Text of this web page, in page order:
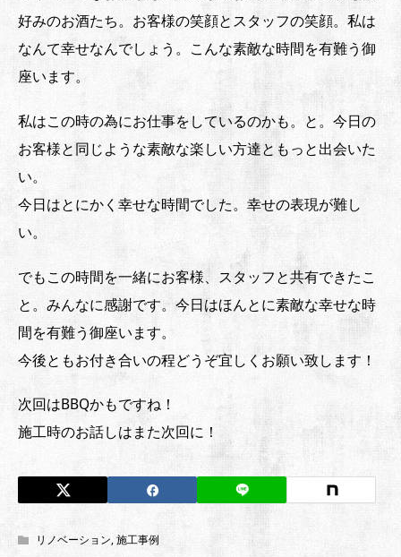
好みのお酒たち。お客様の笑顔とスタッフの笑顔。私は
なんて幸せなんでしょう。こんな素敵な時間を有難う御
座います。
私はこの時の為にお仕事をしているのかも。と。今日の
お客様と同じような素敵な楽しい方達ともっと出会いた
い。
今日はとにかく幸せな時間でした。幸せの表現が難し
い。
でもこの時間を一緒にお客様、スタッフと共有できたこ
と。みんなに感謝です。今日はほんとに素敵な幸せな時
間を有難う御座います。
今後ともお付き合いの程どうぞ宜しくお願い致します！
次回はBBQかもですね！
施工時のお話しはまた次回に！
リノベーション,施工事例